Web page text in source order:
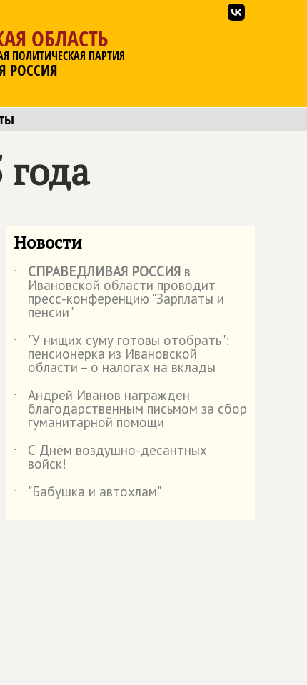
ОБЛАСТЬ
ПОЛИТИЧЕСКАЯ ПАРТИЯ
РОССИЯ
Новости
˙ СПРАВЕДЛИВАЯ РОССИЯ в
Ивановской области проводит
пресс-конференцию "Зарплаты и
пенсии"
˙
"У нищих суму готовы отобрать":
пенсионерка из Ивановской
области – о налогах на вклады
˙
Андрей Иванов награжден
благодарственным письмом за сбор
гуманитарной помощи
˙
С Днём воздушно-десантных
войск!
˙
"Бабушка и автохлам"